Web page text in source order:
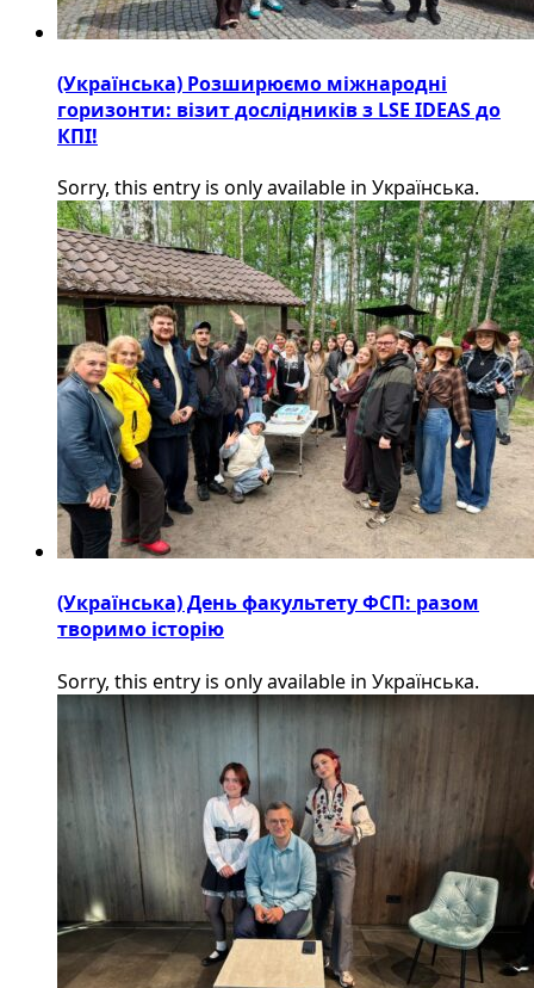
(Українська) Розширюємо міжнародні
горизонти: візит дослідників з LSE IDEAS до
КПІ!
Sorry, this entry is only available in Українська.
(Українська) День факультету ФСП: разом
творимо історію
Sorry, this entry is only available in Українська.